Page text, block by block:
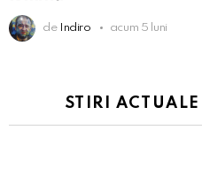
de Indiro acum 5 luni
STIRI